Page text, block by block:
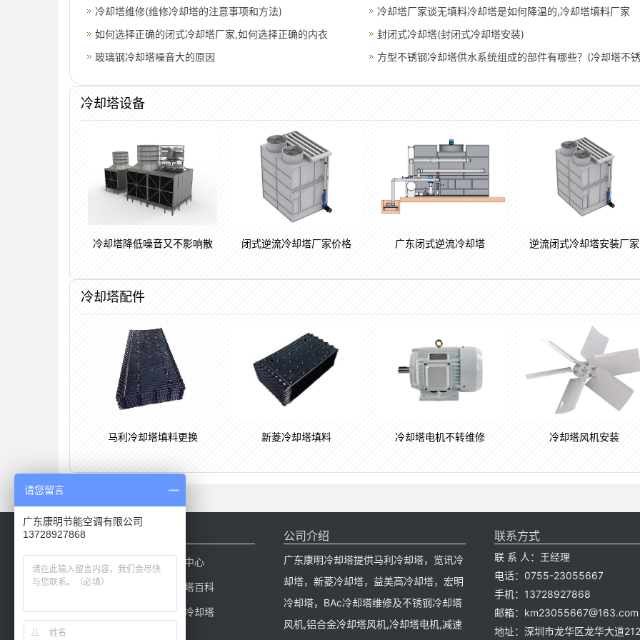
处理)
冷却塔维修(维修冷却塔的注意事项和方法)
冷却塔厂家谈无填料冷却塔是如何降温的,冷却塔填料厂家
如何选择正确的闭式冷却塔厂家,如何选择正确的内衣
封闭式冷却塔(封闭式冷却塔安装)
玻璃钢冷却塔噪音大的原因
方型不锈钢冷却塔供水系统组成的部件有哪些？(冷却塔不锈
冷却塔设备
冷却塔降低噪音又不影响散 闭式逆流冷却塔厂家价格 广东闭式逆流冷却塔 逆流闭式冷却塔安装厂家
冷却塔配件
马利冷却塔填料更换 新菱冷却塔填料 冷却塔电机不转维修 冷却塔风机安装
网站导航
网站首页 产品中心
冷却塔配件 冷却塔百科
新闻中心 康明冷却塔
公司介绍
广东康明冷却塔提供马利冷却塔，览讯冷
却塔，新菱冷却塔，益美高冷却塔，宏明
冷却塔，BAc冷却塔维修及不锈钢冷却塔
风机,铝合金冷却塔风机,冷却塔电机,减速
联系方式
联 系 人：王经理
电话：0755-23055667
手机：13728927868
邮箱：km23055667@163.com
地址：深圳市龙华区龙华大道
请您留言
广东康明节能空调有限公司
13728927868